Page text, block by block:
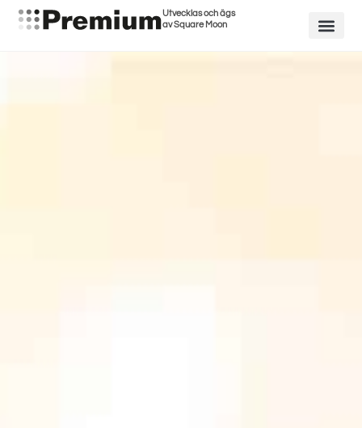
Utvecklas och ägs
av Square Moon